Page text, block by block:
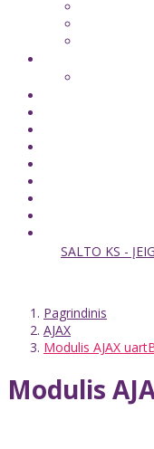
SALTO KS -
Pagrindinis
AJAX
Modulis AJAX
Modulis